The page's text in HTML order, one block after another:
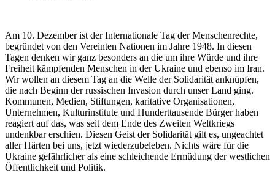
Am 10. Dezember ist der Internationale Tag der Menschenrechte,
begründet von den Vereinten Nationen im Jahre 1948. In diesen
Tagen denken wir ganz besonders an die um ihre Würde und ihre
Freiheit kämpfenden Menschen in der Ukraine und ebenso im Iran.
Wir wollen an diesem Tag an die Welle der Solidarität anknüpfen,
die nach Beginn der russischen Invasion durch unser Land ging.
Kommunen, Medien, Stiftungen, karitative Organisationen,
Unternehmen, Kulturinstitute und Hunderttausende Bürger haben
reagiert auf das, was seit dem Ende des Zweiten Weltkriegs
undenkbar erschien. Diesen Geist der Solidarität gilt es, ungeachtet
aller Härten bei uns, jetzt wiederzubeleben. Nichts wäre für die
Ukraine gefährlicher als eine schleichende Ermüdung der westlichen
Öffentlichkeit und Politik.